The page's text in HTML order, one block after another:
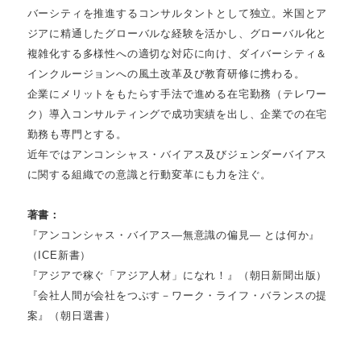
バーシティを推進するコンサルタントとして独立。米国とア
ジアに精通したグローバルな経験を活かし、グローバル化と
複雑化する多様性への適切な対応に向け、ダイバーシティ＆
インクルージョンへの風土改革及び教育研修に携わる。
企業にメリットをもたらす手法で進める在宅勤務（テレワー
ク）導入コンサルティングで成功実績を出し、企業での在宅
勤務も専門とする。
近年ではアンコンシャス・バイアス及びジェンダーバイアス
に関する組織での意識と行動変革にも力を注ぐ。
著書：
『アンコンシャス・バイアス—無意識の偏見— とは何か』
（ICE新書）
『アジアで稼ぐ「アジア人材」になれ！』（朝日新聞出版）
『会社人間が会社をつぶす－ワーク・ライフ・バランスの提
案』（朝日選書）